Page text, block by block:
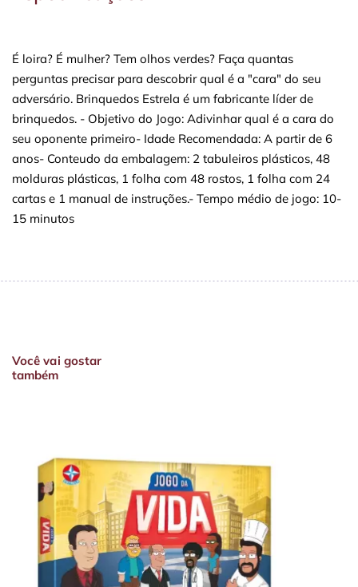
É loira? É mulher? Tem olhos verdes? Faça quantas
perguntas precisar para descobrir qual é a "cara" do seu
adversário. Brinquedos Estrela é um fabricante líder de
brinquedos. - Objetivo do Jogo: Adivinhar qual é a cara do
seu oponente primeiro- Idade Recomendada: A partir de 6
anos- Conteudo da embalagem: 2 tabuleiros plásticos, 48
molduras plásticas, 1 folha com 48 rostos, 1 folha com 24
cartas e 1 manual de instruções.- Tempo médio de jogo: 10-
15 minutos
Você vai gostar
também